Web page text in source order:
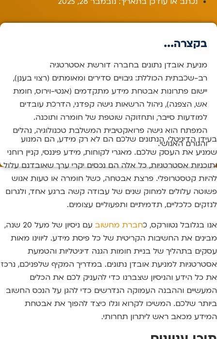
בקצרה...
מניעת אובדן נתונים בחברה דורשת אסטרטגיה
רב-שכבתית הכוללת: גיבויים סדירים ומאומתים (רצוי בענן),
יישום פתרונות אבטחת מידע מתקדמים (אנטי-וירוס, חומת
אש, הצפנה), ניהול הרשאות גישה קפדני, הדרכת עובדים
למודעות סייבר, ותחזוקה שוטפת של חומרה ותוכנה.
המפתח הוא גישה פרואקטיבית המשלבת טכנולוגיה, נהלים
והגורם האנושי.
בעידן הדיגיטלי, הנתונים שלכם הם לא רק מידע, הם המנוע
שמניע את העסק שלכם. מאגרי לקוחות, מידע פיננסי, קניין רוחני
ותוכניות אסטרטגיות, כל אלה הם נכסים יקרי ערך שאובדנם עלול
להיות קטסטרופלי. פרצת אבטחה, כשל חומרה או טעות אנוש
פשוטה עלולים למחוק שנים של עבודה קשה ברגע אחד, ולגרום
לנזקים כלכליים, תדמיתיים ותפעוליים עצומים.
אנו בגלובל נטוורקס, כחברת מחשוב
עם ניסיון של מעל 20 שנה,
מבינים את החשיבות הקריטית של כל פיסת מידע. ליווינו מאות
עסקים בתהליך של בניית חומות הגנה דיגיטליות והטמעת
אסטרטגיות למניעת אובדן נתונים. במדריך המקיף שלפניכם, נרכז
את כל הידע והניסיון שצברנו כדי להעניק לכם את הכלים
המעשיים וההבנה העמוקה הנדרשים כדי להגן על הנכס החשוב
ביותר שלכם. המשיכו לקרוא וגלו כיצד להפוך את אבטחת
המידע מכאב ראש ליתרון תחרותי.